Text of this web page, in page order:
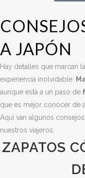
A JAPÓN
Hay detalles que marcan
experiencia inolvidable.
aunque está a un paso de
que es mejor conocer de
Aquí van algunos
nuestros viajeros:
ZAPATOS